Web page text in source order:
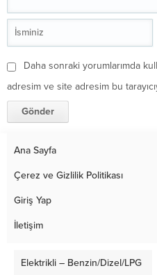
Daha sonraki yorumlarımda
adresim ve site adresim bu
Ana Sayfa
Çerez ve Gizlilik Politikası
Giriş Yap
İletişim
Elektrikli – Benzin/Dizel/LPG